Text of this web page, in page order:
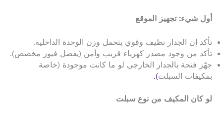
أول شيء: تجهيز الموقع
تأكد إن الجدار نظيف وقوي يتحمل وزن الوحدة الداخلية.
تأكد من وجود مصدر كهرباء قريب وآمن (يفضل فيوز مخصص).
جهّز فتحة بالجدار الخارجي لو ما كانت موجودة (خاصة
بمكيفات السبلت).
لو كان المكيف من نوع سبلت